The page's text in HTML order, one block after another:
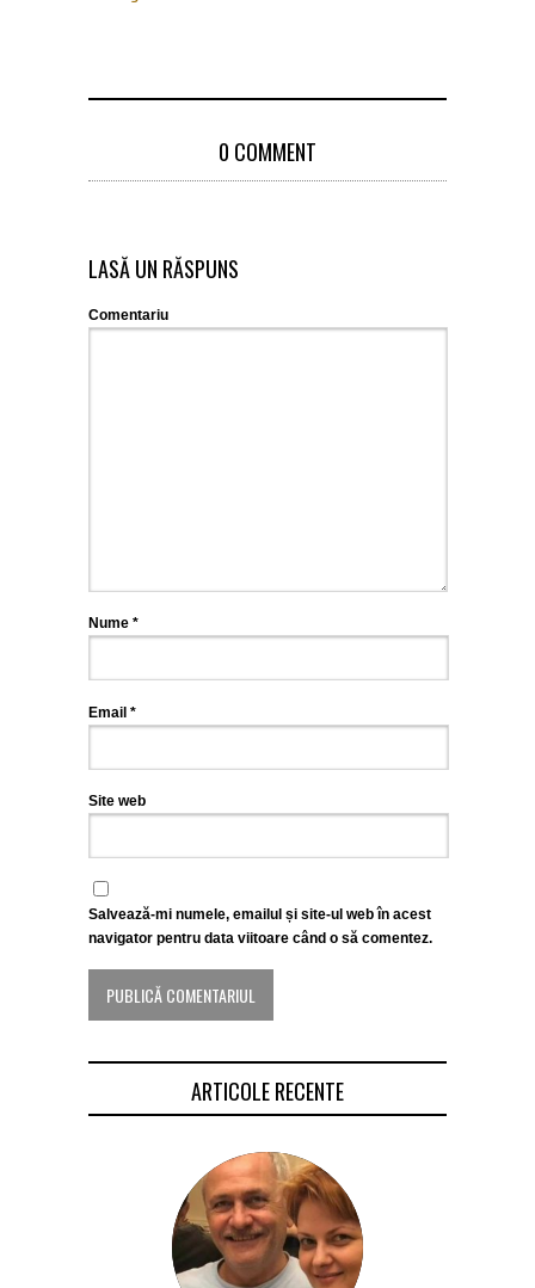
0 COMMENT
LASĂ UN RĂSPUNS
Comentariu
Nume *
Email *
Site web
Salvează-mi numele, emailul și site-ul web în acest
navigator pentru data viitoare când o să comentez.
ARTICOLE RECENTE